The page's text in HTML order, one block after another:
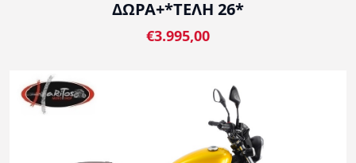
ΔΩΡΑ+*ΤΕΛΗ 26*
€3.995,00